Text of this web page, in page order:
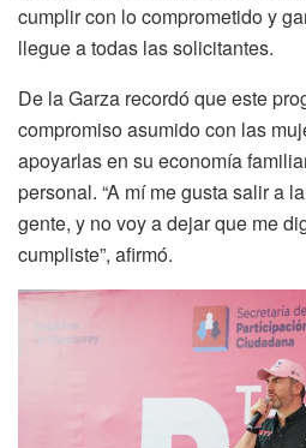
cumplir con lo comprometido y
llegue a todas las solicitantes.
De la Garza recordó que este
compromiso asumido con las
apoyarlas en su economía
personal. “A mí me gusta salir a
gente, y no voy a dejar que me
cumpliste”, afirmó.